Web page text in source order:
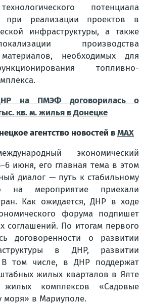
потенциала
при реализации проектов в
инфраструктуры, а также
производства
необходимых для
топливно-
на ПМЭФ договорилась о
кв. м. жилья в Донецке
агентство новостей вMAX
экономический
июня, его главная тема в этом
диалог — путь к стабильному
на мероприятие приехали
Как ожидается, ДНР в ходе
форума подпишет
соглашений. По итогам первого
договоренности о развитии
в ДНР, развитии
В том числе, в ДНР поддержат
жилых кварталов в Ялте
комплексов «Садовые
моря» в Мариуполе.